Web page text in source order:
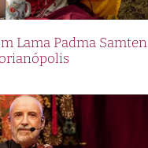
Lama Padma Samten